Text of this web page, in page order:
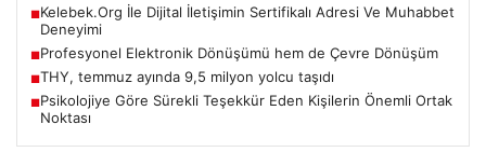
■Kelebek.Org İle Dijital İletişimin Sertifikalı Adresi Ve Muhabbet
Deneyimi
■Profesyonel Elektronik Dönüşümü hem de Çevre Dönüşüm
■THY, temmuz ayında 9,5 milyon yolcu taşıdı
■Psikolojiye Göre Sürekli Teşekkür Eden Kişilerin Önemli Ortak
Noktası